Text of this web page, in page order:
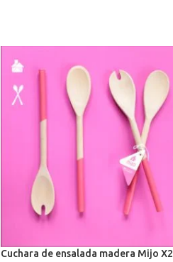
Cuchara de ensalada madera Mijo X2